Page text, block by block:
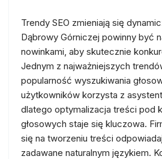
Trendy SEO zmieniają się
Dąbrowy Górniczej powinny być
nowinkami, aby skutecznie
Jednym z najważniejszych
popularność wyszukiwania
użytkowników korzysta z
dlatego optymalizacja treści pod
głosowych staje się kluczowa.
się na tworzeniu treści
zadawane naturalnym językiem.